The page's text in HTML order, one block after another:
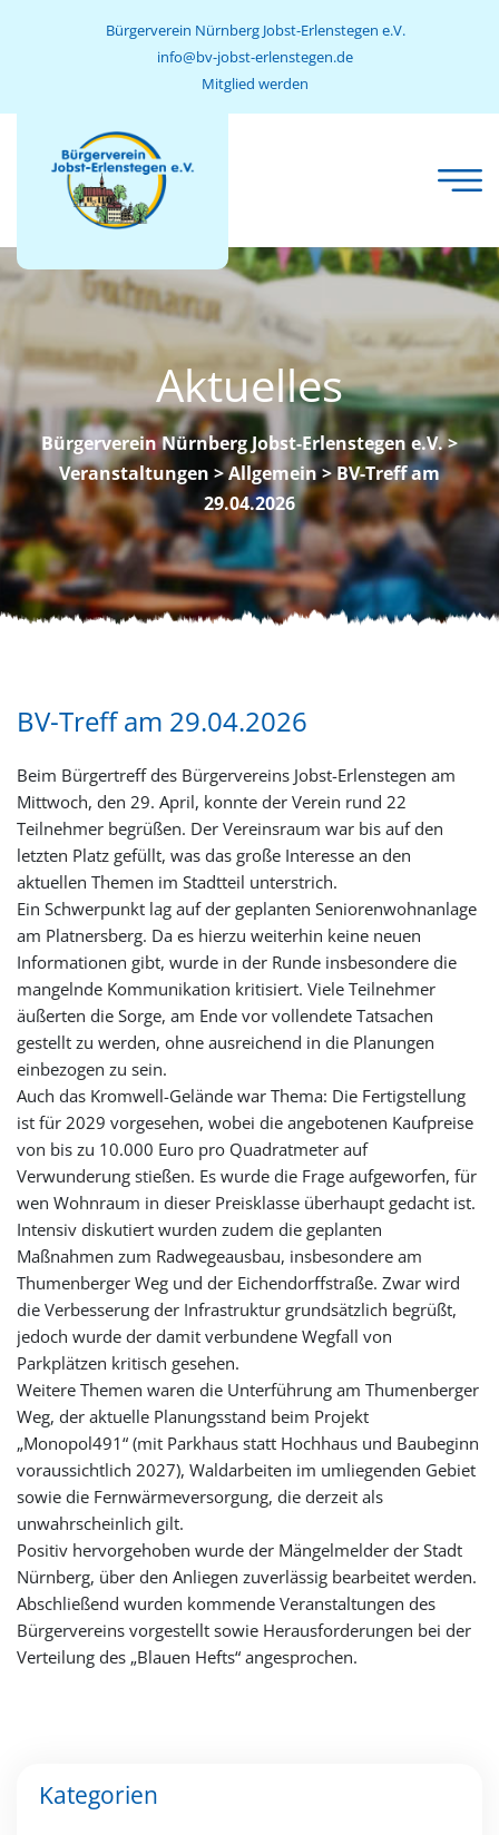
Bürgerverein Nürnberg Jobst-Erlenstegen e.V.
info@bv-jobst-erlenstegen.de
Mitglied werden
Aktuelles
Bürgerverein Nürnberg Jobst-Erlenstegen e.V.>
Veranstaltungen >Allgemein> BV-Treff am
29.04.2026
BV-Treff am 29.04.2026
Beim Bürgertreff des Bürgervereins Jobst-Erlenstegen am
Mittwoch, den 29. April, konnte der Verein rund 22
Teilnehmer begrüßen. Der Vereinsraum war bis auf den
letzten Platz gefüllt, was das große Interesse an den
aktuellen Themen im Stadtteil unterstrich.
Ein Schwerpunkt lag auf der geplanten Seniorenwohnanlage
am Platnersberg. Da es hierzu weiterhin keine neuen
Informationen gibt, wurde in der Runde insbesondere die
mangelnde Kommunikation kritisiert. Viele Teilnehmer
äußerten die Sorge, am Ende vor vollendete Tatsachen
gestellt zu werden, ohne ausreichend in die Planungen
einbezogen zu sein.
Auch das Kromwell-Gelände war Thema: Die Fertigstellung
ist für 2029 vorgesehen, wobei die angebotenen Kaufpreise
von bis zu 10.000 Euro pro Quadratmeter auf
Verwunderung stießen. Es wurde die Frage aufgeworfen, für
wen Wohnraum in dieser Preisklasse überhaupt gedacht ist.
Intensiv diskutiert wurden zudem die geplanten
Maßnahmen zum Radwegeausbau, insbesondere am
Thumenberger Weg und der Eichendorffstraße. Zwar wird
die Verbesserung der Infrastruktur grundsätzlich begrüßt,
jedoch wurde der damit verbundene Wegfall von
Parkplätzen kritisch gesehen.
Weitere Themen waren die Unterführung am Thumenberger
Weg, der aktuelle Planungsstand beim Projekt
„Monopol491“ (mit Parkhaus statt Hochhaus und Baubeginn
voraussichtlich 2027), Waldarbeiten im umliegenden Gebiet
sowie die Fernwärmeversorgung, die derzeit als
unwahrscheinlich gilt.
Positiv hervorgehoben wurde der Mängelmelder der Stadt
Nürnberg, über den Anliegen zuverlässig bearbeitet werden.
Abschließend wurden kommende Veranstaltungen des
Bürgervereins vorgestellt sowie Herausforderungen bei der
Verteilung des „Blauen Hefts“ angesprochen.
Kategorien